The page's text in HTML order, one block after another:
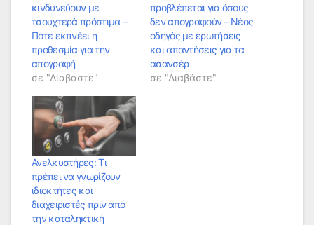
κινδυνεύουν με
τσουχτερά πρόστιμα –
Πότε εκπνέει η
προθεσμία για την
απογραφή
σε "Διαβάστε"
προβλέπεται για όσους
δεν απογραφούν – Νέος
οδηγός με ερωτήσεις
και απαντήσεις για τα
ασανσέρ
σε "Διαβάστε"
Ανελκυστήρες: Τι
πρέπει να γνωρίζουν
ιδιοκτήτες και
διαχειριστές πριν από
την καταληκτική